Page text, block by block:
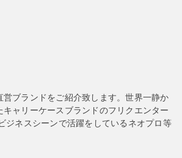
営ブランドをご紹介致します。世界一静か
ャリーケースブランドのフリクエンター
ジネスシーンで活躍をしているネオプロ等